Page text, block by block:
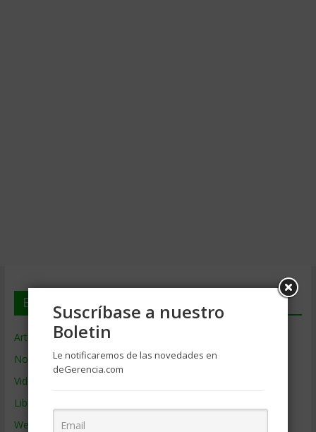
En deGerencia.com
Artículos de Gerencia
Noticias de Gerencia
Videos de Gerencia
Libros de Gerencia
Webs de Gerencia
Suscríbase a nuestro
Boletin
Le notificaremos de las novedades en
deGerencia.com